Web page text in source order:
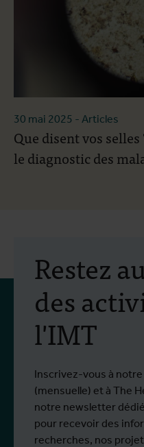
30 mai 2025 - Articles
Que disent vos selles
le diagnostic des
Restez
des
l'IMT
Inscrivez-vous à
(mensuelle) et à The
notre newsletter
pour recevoir des
recherches, nos